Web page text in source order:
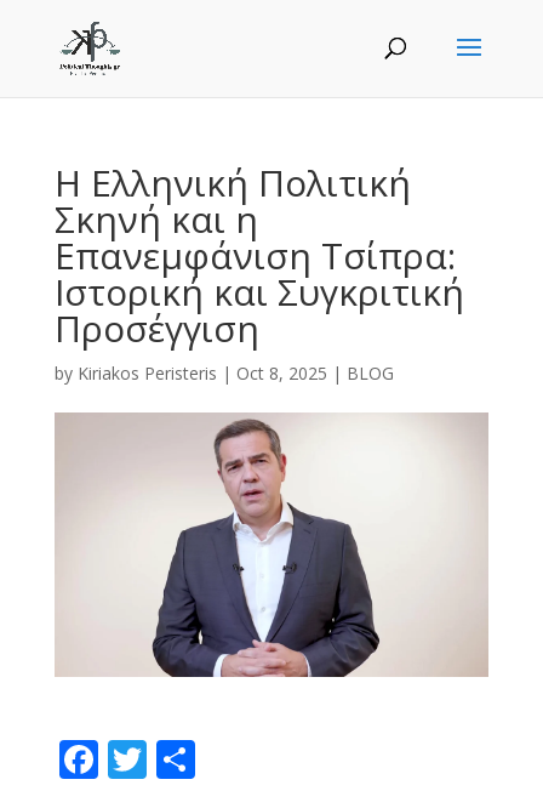
Η Ελληνική Πολιτική
Σκηνή και η
Επανεμφάνιση Τσίπρα:
Ιστορική και Συγκριτική
Προσέγγιση
by Kiriakos Peristeris | Oct 8, 2025 | BLOG
F T S